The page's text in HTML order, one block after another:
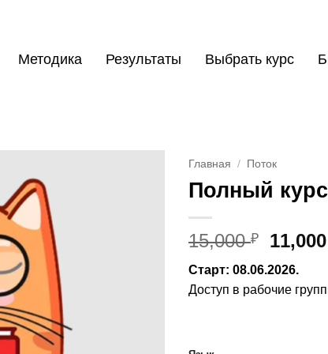
Методика Результаты Выбрать курс
Главная / Поток
Полный курс
15,000₽
Старт: 08.06.2026.
Доступ в рабочие